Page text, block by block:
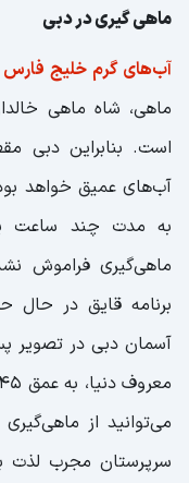
ماهی گیری در دبی
آب‌های گرم خلیج فارس
ماهی، شاه ماهی
است. بنابراین دبی
آب‌های عمیق خواهد
به مدت چند ساعت
ماهی‌گیری فراموش
برنامه قایق در
آسمان دبی در تصویر
می‌توانید از
سرپرستان مجرب لذت